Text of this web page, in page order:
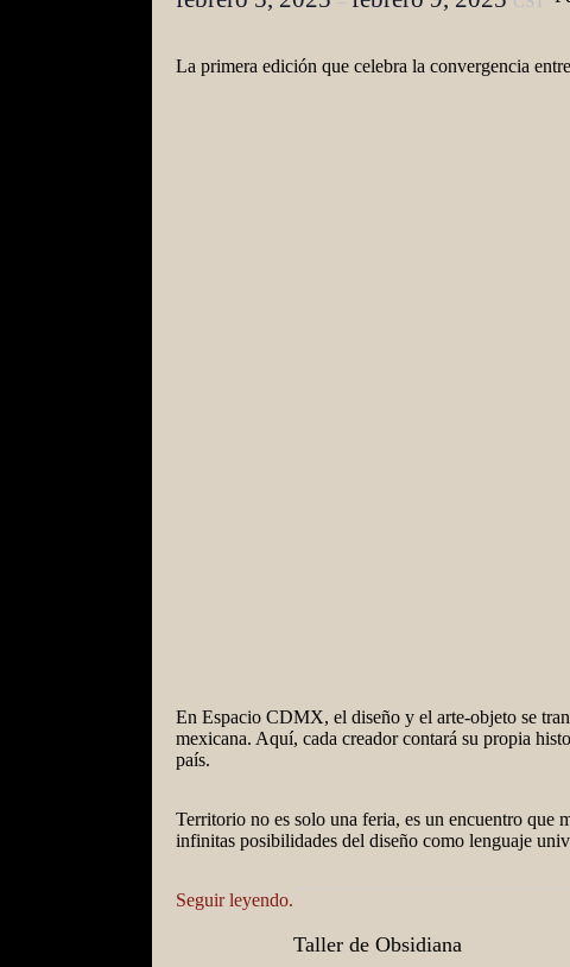
La primera edición que celebra la convergencia
En Espacio CDMX, el diseño y el arte-objeto se
mexicana. Aquí, cada creador contará su propia
país.
Territorio no es solo una feria, es un encuentro
infinitas posibilidades del diseño como lenguaje
Seguir leyendo.
Taller de Obsidiana